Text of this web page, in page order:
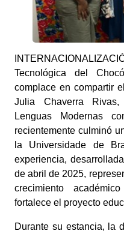
Tecnológica del
complace en compartir
Julia Chaverra Rivas,
Lenguas Modernas
recientemente culminó
la Universidade de
experiencia,
de abril de 2025,
crecimiento
fortalece el proyecto
Durante su estancia, la